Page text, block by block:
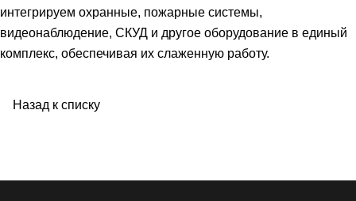
интегрируем охранные, пожарные системы,
видеонаблюдение, СКУД и другое оборудование в единый
комплекс, обеспечивая их слаженную работу.
Назад к списку